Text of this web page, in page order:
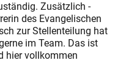
Zusätzlich
des Evangelischen
zur Stellenteilung hat
im Team. Das ist
hier vollkommen